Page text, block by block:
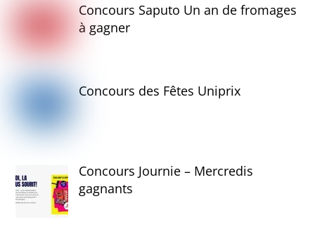
Concours Saputo Un an de fromages
à gagner
Concours des Fêtes Uniprix
Concours Journie – Mercredis
gagnants